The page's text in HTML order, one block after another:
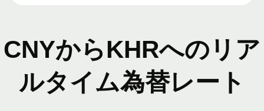
CNYからKHRへのリア
ルタイム為替レート